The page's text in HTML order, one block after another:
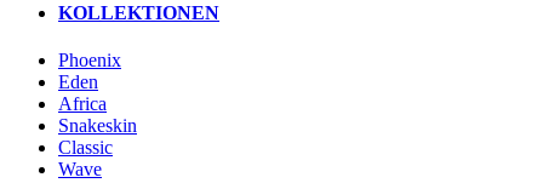
KOLLEKTIONEN
Phoenix
Eden
Africa
Snakeskin
Classic
Wave